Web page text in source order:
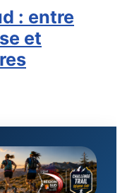
: entre
et